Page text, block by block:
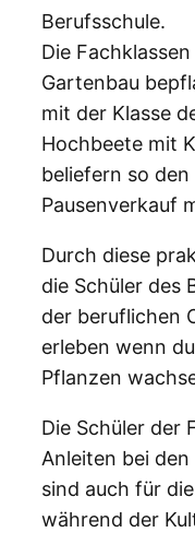
Berufsschule.
Die
Gartenbau
mit der Klasse
Hochbeete mit
beliefern so den
Pausenverkauf
Durch diese
die Schüler des
der beruflichen
erleben wenn
Pflanzen
Die Schüler der
Anleiten bei
sind auch für
während der